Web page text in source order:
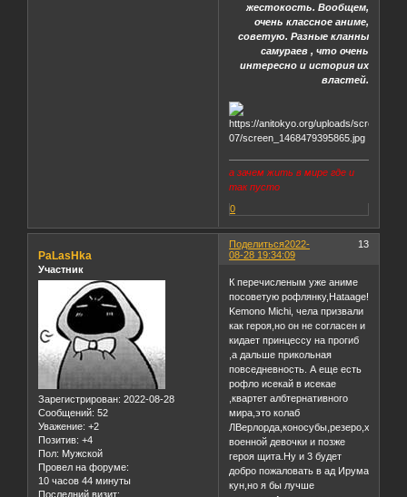
жестокость. Вообщем,
очень классное аниме,
советую. Разные кланны
самураев , что очень
интересно и история их
властей.
а зачем жить в мире где и
так пусто
0
Поделиться 13
2022-
08-28 19:34:09
PaLasHka
Участник
Зарегистрирован: 2022-08-28
Сообщений: 52
Уважение: +2
Позитив: +4
Пол: Мужской
Провел на форуме:
10 часов 44 минуты
Последний визит:
К перечисленым уже аниме
посоветую рофлянку,Hataage!
Kemono Michi, чела призвали
как героя,но он не согласен и
кидает принцессу на прогиб
,а дальше прикольная
повседневность. А еще есть
рофло исекай в исекае
,квартет албтернативного
мира,это колаб
ЛВерлорда,коносубы,резеро,хроники
военной девочки и позже
героя щита.Ну и 3 будет
добро пожаловать в ад Ирума
кун,но я бы лучше